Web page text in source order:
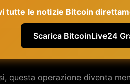
tutte le notizie Bitcoin
Scarica BitcoinLive24
questa operazione diventa